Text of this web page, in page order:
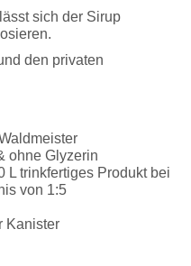
sich der Sirup
den privaten
ohne Glyzerin
L trinkfertiges Produkt bei
von 1:5
Kanister